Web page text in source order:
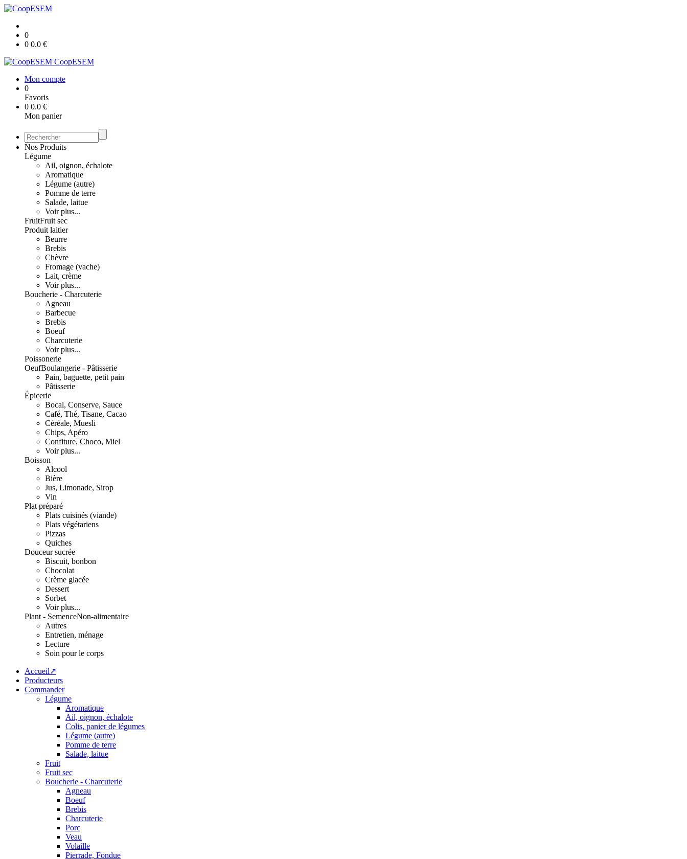
0
0 0.0 €
CoopESEM
Mon compte
0
Favoris
0 0.0 €
Mon panier
Nos Produits
Légume
Ail, oignon, échalote
Aromatique
Légume (autre)
Pomme de terre
Salade, laitue
Voir plus...
FruitFruit sec
Produit laitier
Beurre
Brebis
Chèvre
Fromage (vache)
Lait, crème
Voir plus...
Boucherie - Charcuterie
Agneau
Barbecue
Brebis
Boeuf
Charcuterie
Voir plus...
Poissonerie
OeufBoulangerie - Pâtisserie
Pain, baguette, petit pain
Pâtisserie
Épicerie
Bocal, Conserve, Sauce
Café, Thé, Tisane, Cacao
Céréale, Muesli
Chips, Apéro
Confiture, Choco, Miel
Voir plus...
Boisson
Alcool
Bière
Jus, Limonade, Sirop
Vin
Plat préparé
Plats cuisinés (viande)
Plats végétariens
Pizzas
Quiches
Douceur sucrée
Biscuit, bonbon
Chocolat
Crème glacée
Dessert
Sorbet
Voir plus...
Plant - SemenceNon-alimentaire
Autres
Entretien, ménage
Lecture
Soin pour le corps
Accueil↗
Producteurs
Commander
Légume
Aromatique
Ail, oignon, échalote
Colis, panier de légumes
Légume (autre)
Pomme de terre
Salade, laitue
Fruit
Fruit sec
Boucherie - Charcuterie
Agneau
Boeuf
Brebis
Charcuterie
Porc
Veau
Volaille
Pierrade, Fondue